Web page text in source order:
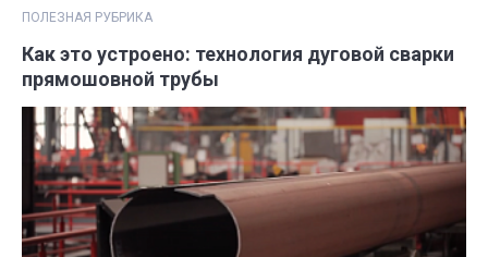
ПОЛЕЗНАЯ РУБРИКА
Как это устроено: технология дуговой сварки
прямошовной трубы